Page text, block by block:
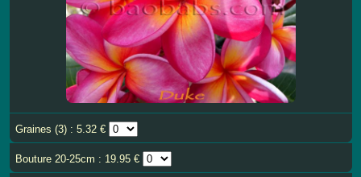
Graines (3) : 5.32 €
Bouture 20-25cm : 19.95 €